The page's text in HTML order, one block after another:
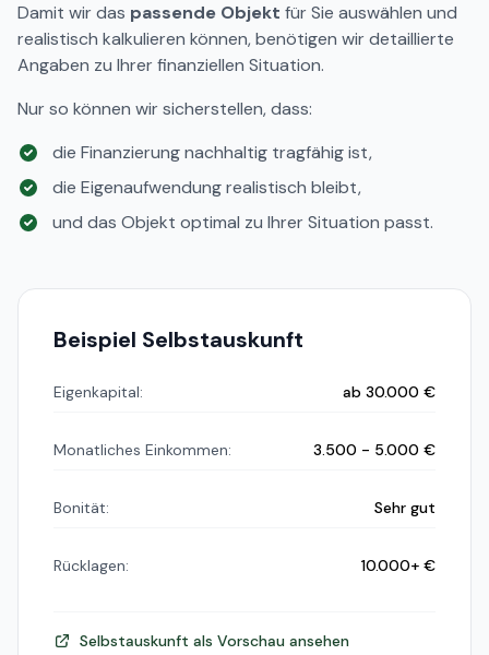
Damit wir das passende Objekt für Sie auswählen und
realistisch kalkulieren können, benötigen wir detaillierte
Angaben zu Ihrer finanziellen Situation.
Nur so können wir sicherstellen, dass:
die Finanzierung nachhaltig tragfähig ist,
die Eigenaufwendung realistisch bleibt,
und das Objekt optimal zu Ihrer Situation passt.
Beispiel Selbstauskunft
Eigenkapital: ab 30.000 €
Monatliches Einkommen: 3.500 - 5.000 €
Bonität: Sehr gut
Rücklagen: 10.000+ €
Selbstauskunft als Vorschau ansehen